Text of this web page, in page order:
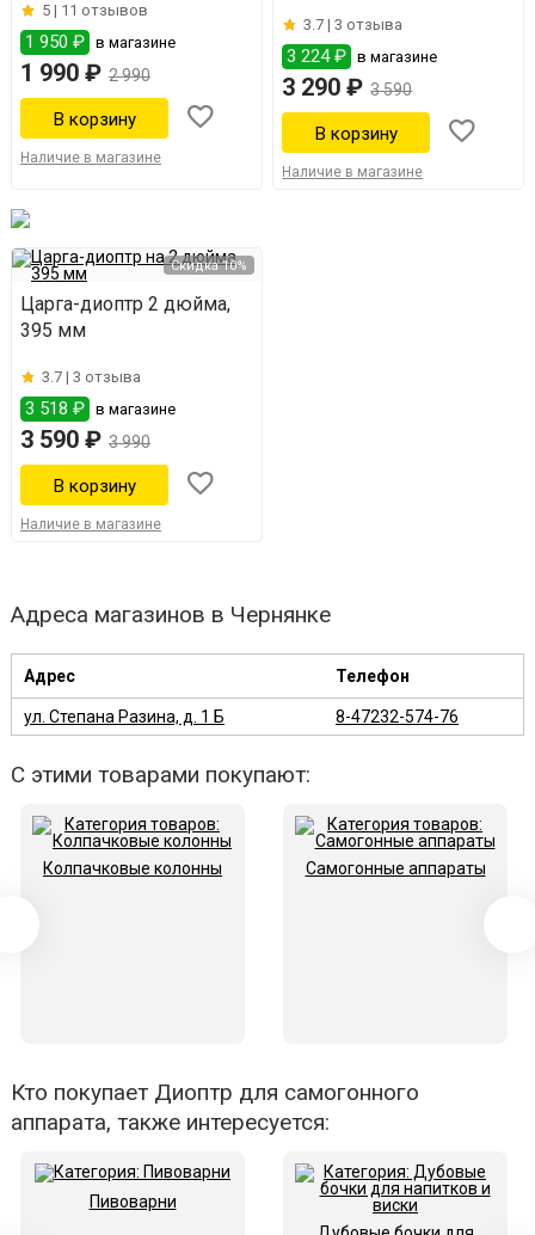
5 | 11 отзывов
1 950 ₽ в магазине
1 990 ₽ 2 990
Наличие в магазине
3.7 |3 отзыва
3 224 ₽ в магазине
3 290 ₽ 3 590
Наличие в магазине
Скидка 10%
Царга-диоптр 2 дюйма,
395 мм
3.7 | 3 отзыва
3 518 ₽ в магазине
3 590 ₽ 3 990
Наличие в магазине
Адреса магазинов в Чернянке
Адрес Телефон
ул. Степана Разина, д. 1 Б 8-47232-574-76
С этими товарами покупают:
Колпачковые колонны Самогонные аппараты
Кто покупает Диоптр для самогонного
аппарата, также интересуется:
Пивоварни